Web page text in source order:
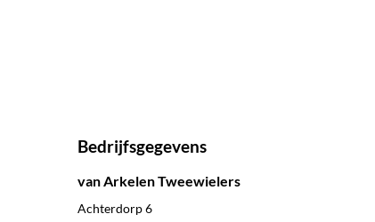
Bedrijfsgegevens
van Arkelen Tweewielers
Achterdorp 6